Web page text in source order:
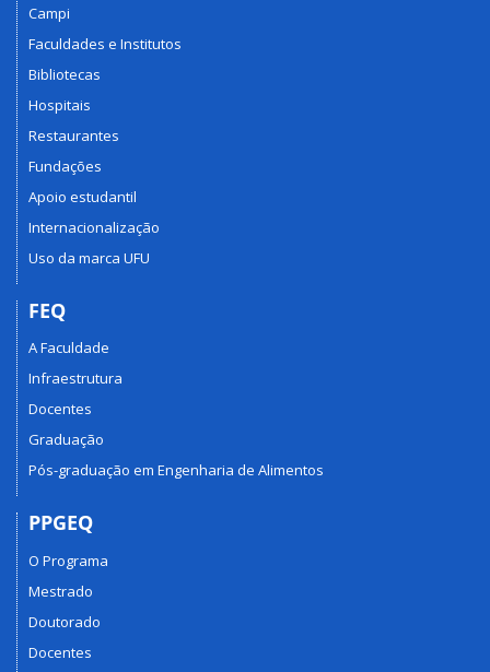
Campi
Faculdades e Institutos
Bibliotecas
Hospitais
Restaurantes
Fundações
Apoio estudantil
Internacionalização
Uso da marca UFU
FEQ
A Faculdade
Infraestrutura
Docentes
Graduação
Pós-graduação em Engenharia de Alimentos
PPGEQ
O Programa
Mestrado
Doutorado
Docentes